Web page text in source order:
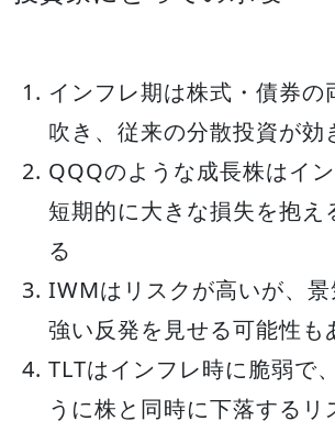
インフレ期は株式・債券の
吹き、従来の分散投資が効
QQQのような成長株はイン
短期的に大きな損失を抱え
る
IWMはリスクが高いが、
強い反発を見せる可能性も
TLTはインフレ時に脆弱で
うに株と同時に下落するリ